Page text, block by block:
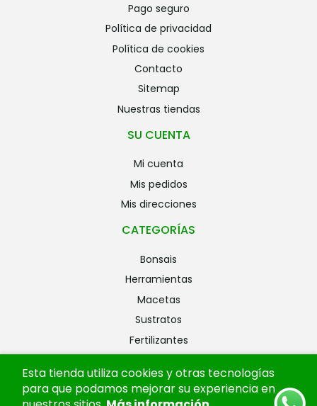
pago seguro
política de privacidad
política de cookies
contacto
sitemap
nuestras tiendas
SU CUENTA
mi cuenta
mis pedidos
mis direcciones
CATEGORÍAS
bonsais
herramientas
macetas
sustratos
fertilizantes
alambres
ofertas
Esta tienda utiliza cookies y otras tecnologías
para que podamos mejorar su experiencia en